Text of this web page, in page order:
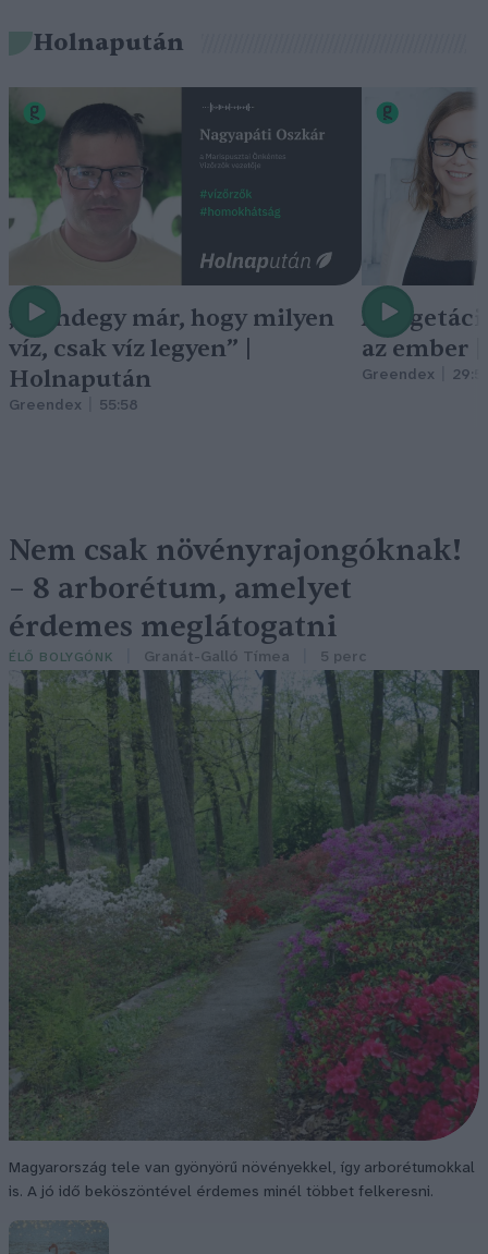
Holnapután
„Mindegy már, hogy milyen
víz, csak víz legyen” |
Holnapután
Greendex 55:58
A
az ember
Greendex
Nem csak növényrajongóknak!
– 8 arborétum, amelyet
érdemes meglátogatni
ÉLŐ BOLYGÓNK Granát-Galló Tímea 5 perc
Magyarország tele van gyönyörű növényekkel, így arborétumokkal
is. A jó idő beköszöntével érdemes minél többet felkeresni.